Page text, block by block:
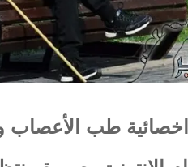
اخصائية طب الأعصاب